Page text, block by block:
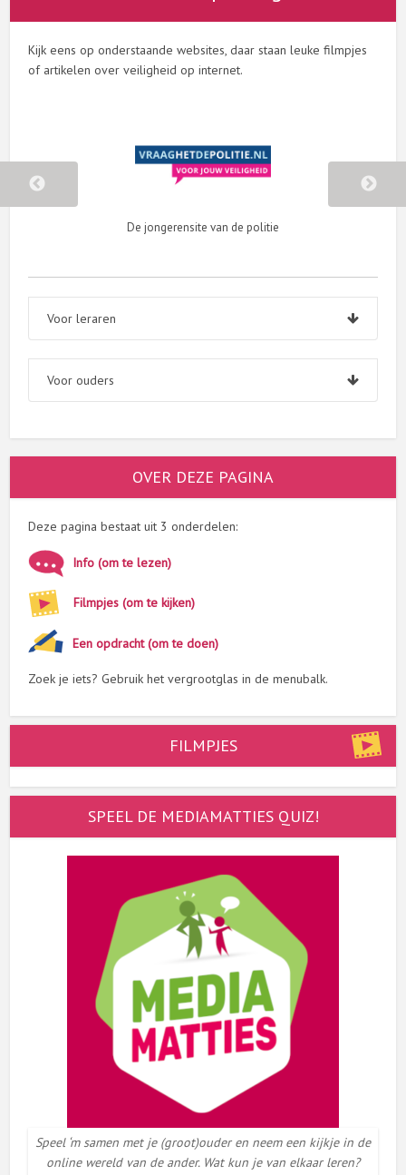
Kijk eens op onderstaande websites, daar staan leuke filmpjes
of artikelen over veiligheid op internet.
Is er iets vervelends gebeurd
Voor leraren
Voor ouders
OVER DEZE PAGINA
Deze pagina bestaat uit 3 onderdelen:
Info (om te lezen)
Filmpjes (om te kijken)
Een opdracht (om te doen)
Zoek je iets? Gebruik het vergrootglas in de menubalk.
FILMPJES
SPEEL DE MEDIAMATTIES QUIZ!
Speel ‘m samen met je (groot)ouder en neem een kijkje in de
online wereld van de ander. Wat kun je van elkaar leren?